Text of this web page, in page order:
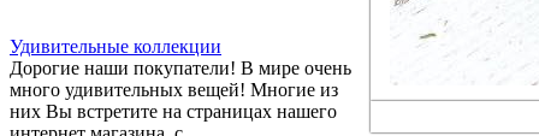
Удивительные коллекции
Дорогие наши покупатели! В мире очень
много удивительных вещей! Многие из
них Вы встретите на страницах нашего